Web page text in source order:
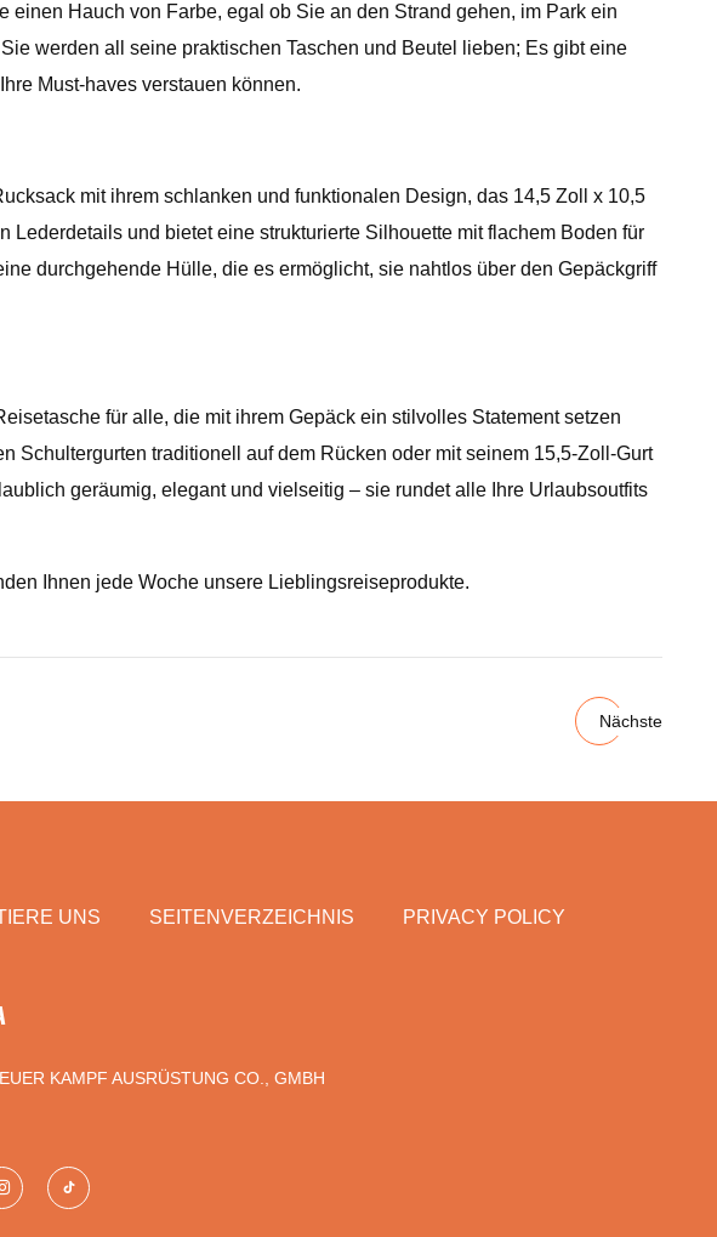
Hauch von Farbe, egal ob Sie an den Strand gehen, im Park ein
werden all seine praktischen Taschen und Beutel lieben; Es gibt eine
Must-haves verstauen können.
mit ihrem schlanken und funktionalen Design, das 14,5 Zoll x 10,5
und bietet eine strukturierte Silhouette mit flachem Boden für
durchgehende Hülle, die es ermöglicht, sie nahtlos über den Gepäckgriff
für alle, die mit ihrem Gepäck ein stilvolles Statement setzen
Schultergurten traditionell auf dem Rücken oder mit seinem 15,5-Zoll-Gurt
geräumig, elegant und vielseitig – sie rundet alle Ihre Urlaubsoutfits
Ihnen jede Woche unsere Lieblingsreiseprodukte.
Nächste
UNS SEITENVERZEICHNIS PRIVACY POLICY
KAMPF AUSRÜSTUNG CO., GMBH